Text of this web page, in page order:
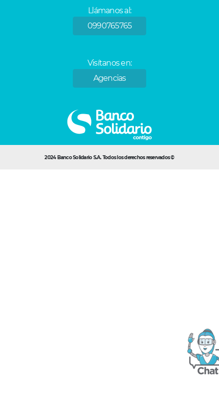
Llámanos al:
0990765765
Visítanos en:
Agencias
2024 Banco Solidario S.A. Todos los derechos reservados ©